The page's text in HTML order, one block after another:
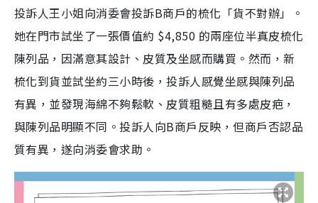
投訴人王小姐向消委會投訴B商戶的梳化「貨不對辦」。
她在門市試坐了一張價值約 $4,850 的兩座位半真皮梳化
陳列品，因滿意其設計、皮質及坐感而購買。然而，新
梳化到貨並試坐約三小時後，投訴人感覺坐感與陳列品
有異，並發現海綿不夠鬆軟、皮質粗糙且有多處皮疤，
與陳列品明顯不同。投訴人向B商戶反映，但商戶否認品
質有異，遂向消委會求助。